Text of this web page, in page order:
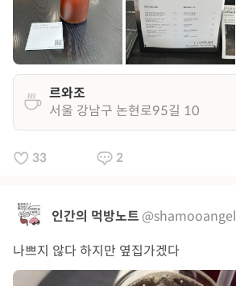
르와조
서울 강남구 논현로95길 10
33 2
인간의 먹방노트 @shamooangel
나쁘지 않다 하지만 옆집가겠다